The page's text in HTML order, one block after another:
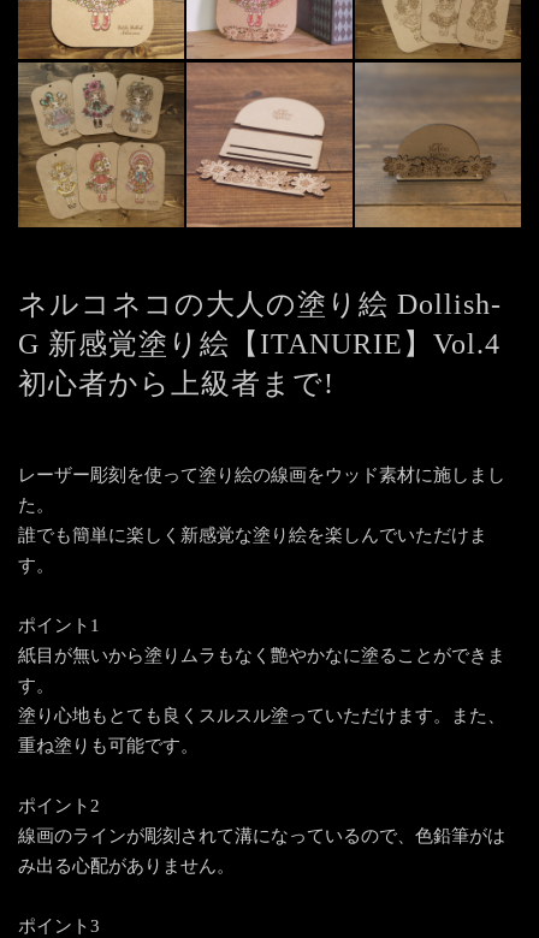
ネルコネコの大人の塗り絵 Dollish-
G 新感覚塗り絵【ITANURIE】Vol.4
初心者から上級者まで!
レーザー彫刻を使って塗り絵の線画をウッド素材に施しまし
た。
誰でも簡単に楽しく新感覚な塗り絵を楽しんでいただけま
す。
ポイント1
紙目が無いから塗りムラもなく艶やかなに塗ることができま
す。
塗り心地もとても良くスルスル塗っていただけます。また、
重ね塗りも可能です。
ポイント2
線画のラインが彫刻されて溝になっているので、色鉛筆がは
み出る心配がありません。
ポイント3